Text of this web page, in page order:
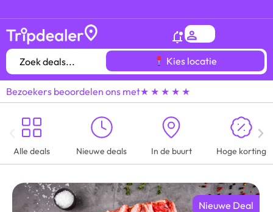
Hetgróótste voordeeluitjes overzichtvan heel
Kies locatie
Bezoekers beoordelen ons met★ ★ ★ ★ ★
Alle deals Nieuwe deals In de buurt Hoge korting
Nieuwe Deal